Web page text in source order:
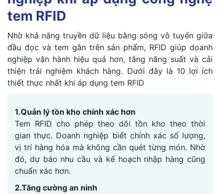
tem RFID
Nhờ khả năng truyền dữ liệu bằng sóng vô tuyến giữa
đầu đọc và tem gắn trên sản phẩm, RFID giúp doanh
nghiệp vận hành hiệu quả hơn, tăng năng suất và cải
thiện trải nghiệm khách hàng. Dưới đây là 10 lợi ích
thiết thực nhất khi áp dụng tem RFID
1.Quản lý tồn kho chính xác hơn
Tem RFID cho phép theo dõi tồn kho theo thời
gian thực. Doanh nghiệp biết chính xác số lượng,
vị trí hàng hóa mà không cần quét từng món. Nhờ
đó, dự báo nhu cầu và kế hoạch nhập hàng cũng
chuẩn xác hơn.
2.Tăng cường an ninh